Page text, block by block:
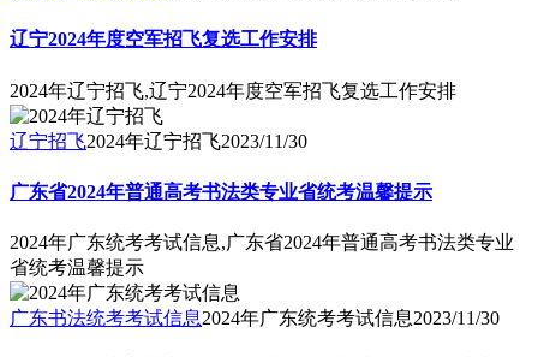
辽宁2024年度空军招飞复选工作安排
2024年辽宁招飞,辽宁2024年度空军招飞复选工作安排
辽宁招飞2024年辽宁招飞2023/11/30
广东省2024年普通高考书法类专业省统考温馨提示
2024年广东统考考试信息,广东省2024年普通高考书法类专业
省统考温馨提示
广东书法统考考试信息2024年广东统考考试信息2023/11/30